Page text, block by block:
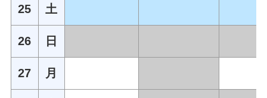
25 土
26 日
27 月